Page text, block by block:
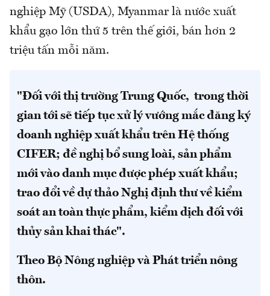
nghiệp Mỹ (USDA), Myanmar là nước xuất
khẩu gạo lớn thứ 5 trên thế giới, bán hơn 2
triệu tấn mỗi năm.
"Đối với thị trường Trung Quốc, trong thời
gian tới sẽ tiếp tục xử lý vướng mắc đăng ký
doanh nghiệp xuất khẩu trên Hệ thống
CIFER; đề nghị bổ sung loài, sản phẩm
mới vào danh mục được phép xuất khẩu;
trao đổi về dự thảo Nghị định thư về kiểm
soát an toàn thực phẩm, kiểm dịch đối với
thủy sản khai thác".
Theo Bộ Nông nghiệp và Phát triển nông
thôn.